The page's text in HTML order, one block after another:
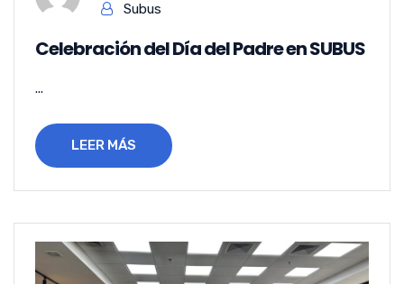
Subus
Celebración del Día del Padre en SUBUS
...
LEER MÁS